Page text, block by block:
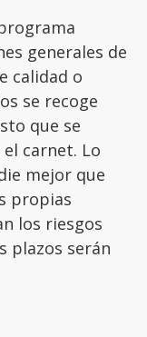
generales de
calidad o
se recoge
que se
carnet. Lo
mejor que
propias
los riesgos
plazos serán